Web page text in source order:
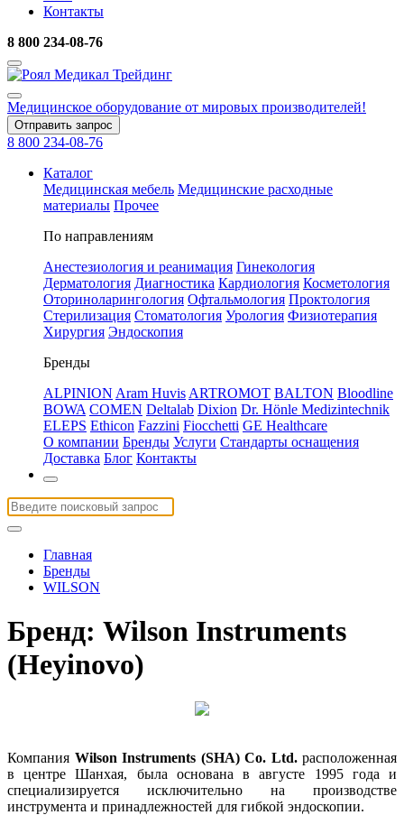
Контакты
8 800 234-08-76
Медицинское оборудование от мировых производителей!
Отправить запрос
8 800 234-08-76
Каталог
Медицинская мебель Медицинские расходные
материалы Прочее
По направлениям
Анестезиология и реанимация Гинекология
Дерматология Диагностика Кардиология Косметология
Оториноларингология Офтальмология Проктология
Стерилизация Стоматология Урология Физиотерапия
Хирургия Эндоскопия
Бренды
ALPINION Aram Huvis ARTROMOT BALTON Bloodline
BOWA COMEN Deltalab Dixion Dr. Hönle Medizintechnik
ELEPS Ethicon Fazzini Fiocchetti GE Healthcare
О компании Бренды Услуги Стандарты оснащения
Доставка Блог Контакты
Главная
Бренды
WILSON
Бренд: Wilson Instruments
(Heyinovo)
Компания Wilson Instruments (SHA) Co. Ltd.расположенная
в центре Шанхая, была основана в августе 1995 года и
специализируется исключительно на производстве
инструмента и принадлежностей для гибкой эндоскопии.